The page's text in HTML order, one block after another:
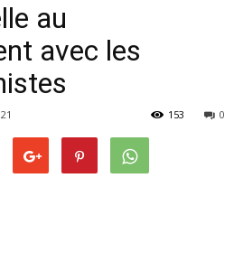
au
avec les
0
153